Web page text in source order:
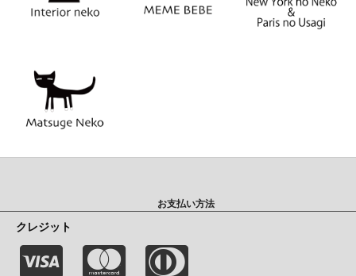
お支払い方法
クレジット